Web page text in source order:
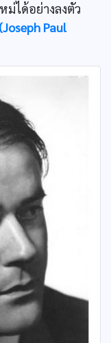
ได้อย่างลงตัว
Paul